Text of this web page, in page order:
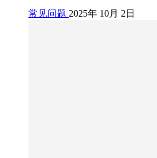
常见问题 2025年 10月 2日